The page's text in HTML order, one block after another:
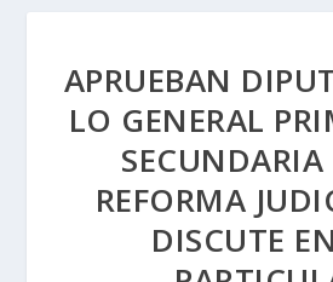
APRUEBAN
LO GENERAL
REFORMA
DISCUTE